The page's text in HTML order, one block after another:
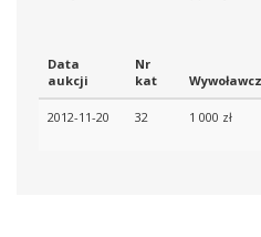
Data
aukcji
Nr
kat
2012-11-20 32 1 000 zł